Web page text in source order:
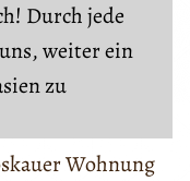
Durch jede
weiter ein
zu
Wohnung